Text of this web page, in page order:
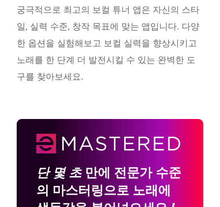
궁극적으로 최고의 보컬 튜너 앱은 자신의 스타
일, 실력 수준, 창작 목표에 맞는 앱입니다. 다양
한 옵션을 실험해보고 보컬 실력을 향상시키고
노래를 한 단계 더 발전시킬 수 있는 완벽한 도
구를 찾아보세요.
단 몇 초만에 전문가 수준
의 마스터링으로 노래에